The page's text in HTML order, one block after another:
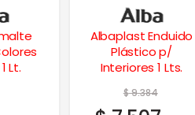
Albaplast Enduido
Plástico p/
Interiores 1 Lts.
9.384